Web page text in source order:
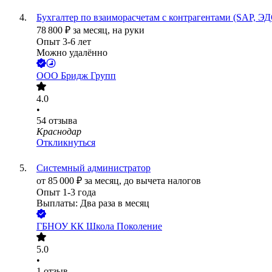
Бухгалтер по взаиморасчетам с контрагентами (SAP,
78 800 ₽ за месяц, на руки
Опыт 3-6 лет
Можно удалённо
ООО Бридж Групп
4.0
•
54 отзыва
Краснодар
Откликнуться
Системный администратор
от 85 000 ₽ за месяц, до вычета налогов
Опыт 1-3 года
Выплаты: Два раза в месяц
ГБНОУ КК Школа Поколение
5.0
•